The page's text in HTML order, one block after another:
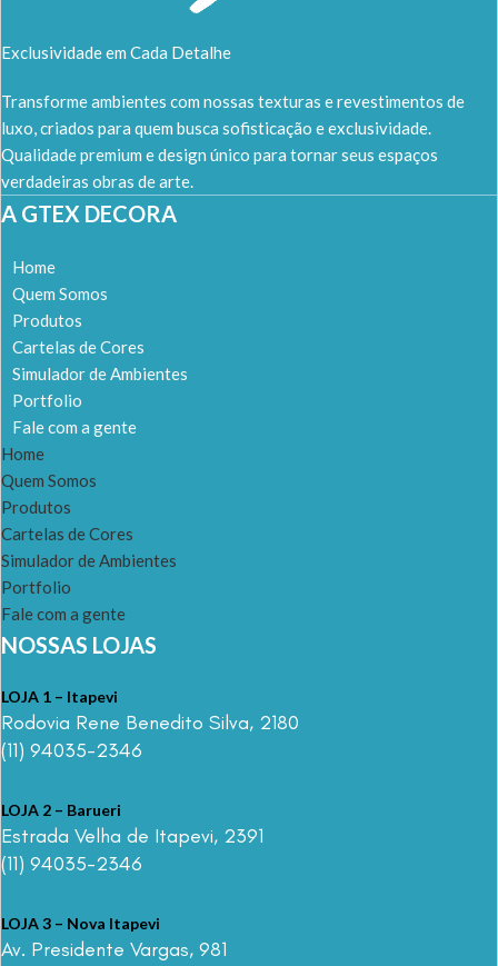
Exclusividade em Cada Detalhe
Transforme ambientes com nossas texturas e revestimentos de
luxo, criados para quem busca sofisticação e exclusividade.
Qualidade premium e design único para tornar seus espaços
verdadeiras obras de arte.
A GTEX DECORA
Home
Quem Somos
Produtos
Cartelas de Cores
Simulador de Ambientes
Portfolio
Fale com a gente
Home
Quem Somos
Produtos
Cartelas de Cores
Simulador de Ambientes
Portfolio
Fale com a gente
NOSSAS LOJAS
LOJA 1 – Itapevi
Rodovia Rene Benedito Silva, 2180
(11) 94035-2346
LOJA 2 – Barueri
Estrada Velha de Itapevi, 2391
(11) 94035-2346
LOJA 3 – Nova Itapevi
Av. Presidente Vargas, 981